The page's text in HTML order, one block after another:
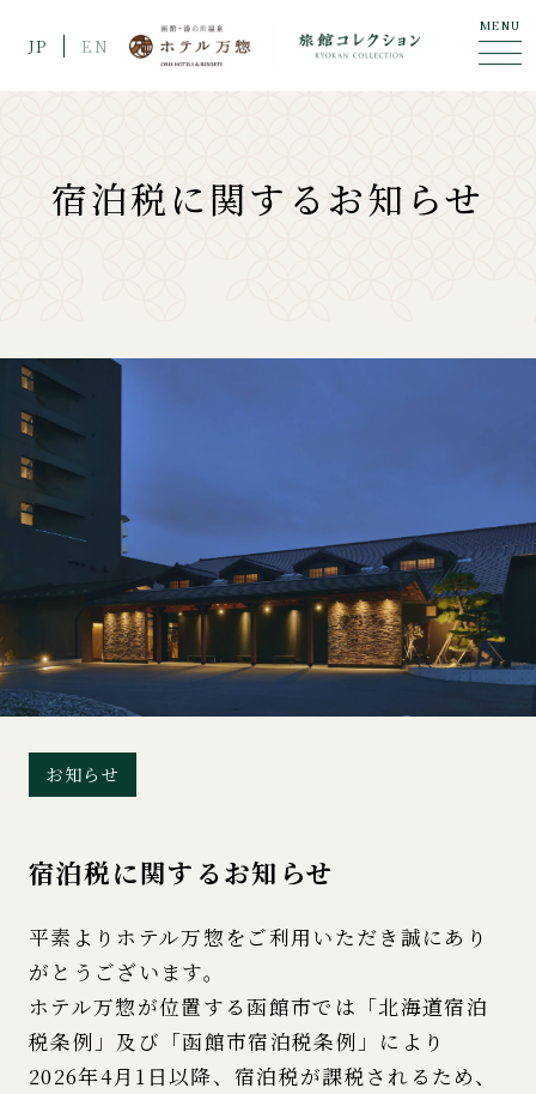
JP EN
MENU
宿泊税に関するお知らせ
お知らせ
宿泊税に関するお知らせ
平素よりホテル万惣をご利用いただき誠にあり
がとうございます。
ホテル万惣が位置する函館市では「北海道宿泊
税条例」及び「函館市宿泊税条例」により
2026年4月1日以降、宿泊税が課税されるため、